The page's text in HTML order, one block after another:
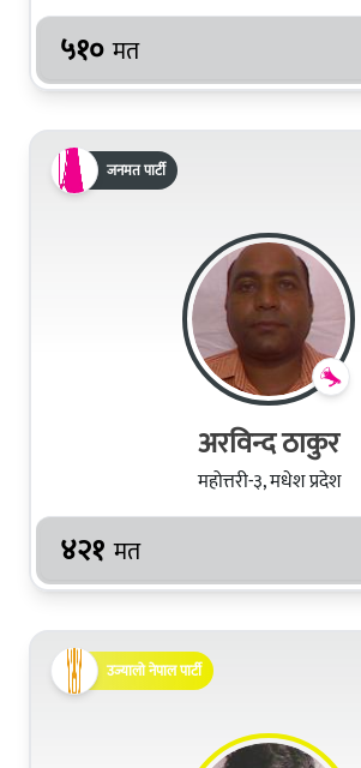
५१० मत
जनमत पार्टी
अरविन्द ठाकुर
महोत्तरी-३, मधेश प्रदेश
४२१ मत
उज्यालो नेपाल पार्टी